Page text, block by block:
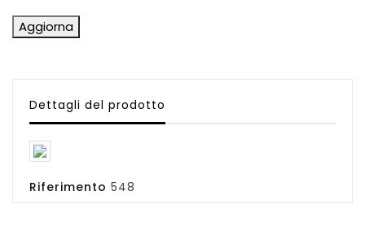
Dettagli del prodotto
Riferimento 548